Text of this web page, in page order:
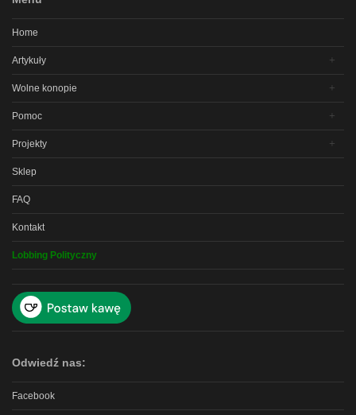
Home
Artykuły
Wolne konopie
Pomoc
Projekty
Sklep
FAQ
Kontakt
Lobbing Polityczny
Odwiedź nas:
Facebook